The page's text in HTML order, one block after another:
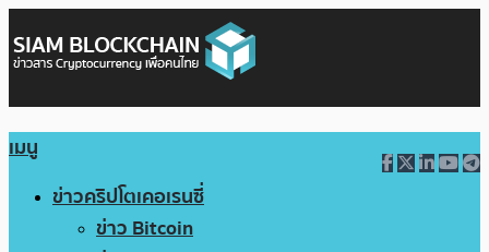
เมนู
ข่าวคริปโตเคอเรนซี่
ข่าว Bitcoin